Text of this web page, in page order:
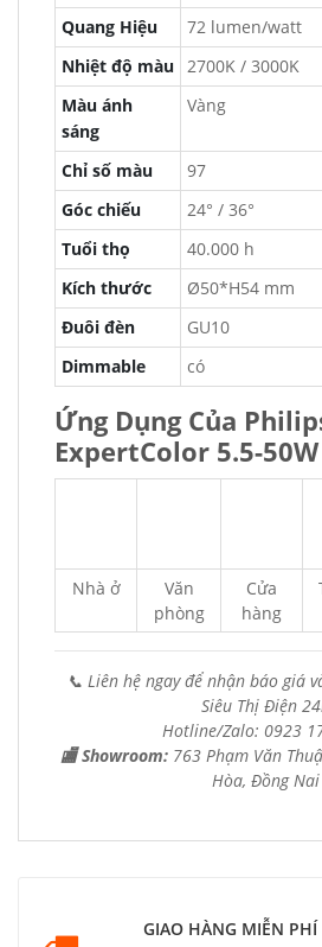
Quang Hiệu
72 lumen/watt
Nhiệt độ màu 2700K / 3000K
Màu ánh
sáng
Vàng
Chỉ số màu
97
Góc chiếu
24° / 36°
Tuổi thọ
40.000 h
Kích thước
Ø50*H54 mm
Đuôi đèn
GU10
Dimmable
có
Ứng Dụng Của
ExpertColor 5.5-
Nhà ở
Văn
phòng
Cửa
hàng
📞 Liên hệ ngay để nhận báo giá
Siêu Thị Điện
Hotline/Zalo: 0923
🏬 Showroom: 763 Phạm Văn
Hòa, Đồng Nai
GIAO HÀNG MIỄN PHÍ